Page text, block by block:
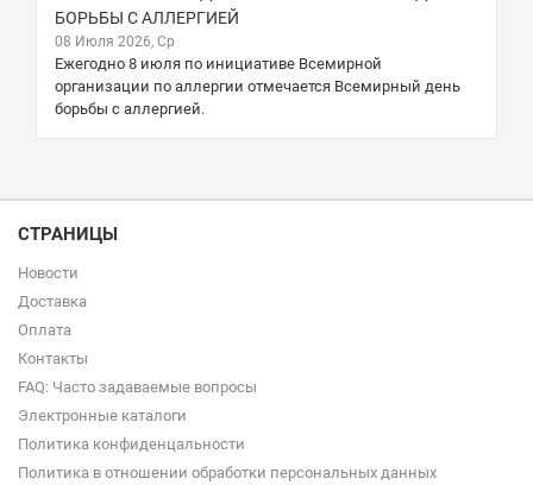
БОРЬБЫ С АЛЛЕРГИЕЙ
08 Июля 2026, Ср
Ежегодно 8 июля по инициативе Всемирной
организации по аллергии отмечается Всемирный день
борьбы с аллергией.
СТРАНИЦЫ
Новости
Доставка
Оплата
Контакты
FAQ: Часто задаваемые вопросы
Электронные каталоги
Политика конфиденцальности
Политика в отношении обработки персональных данных